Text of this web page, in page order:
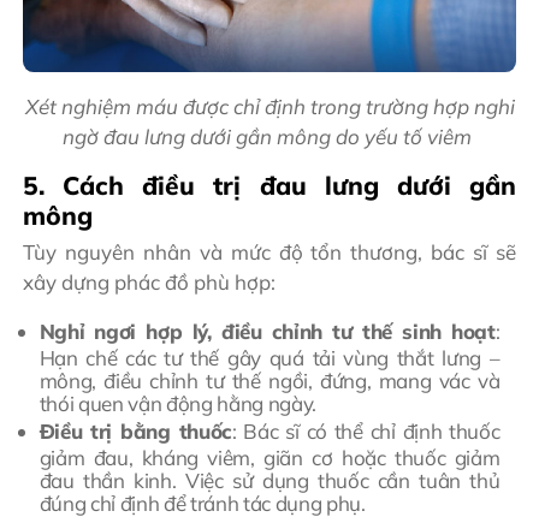
Xét nghiệm máu được chỉ định trong trường hợp nghi
ngờ đau lưng dưới gần mông do yếu tố viêm
5. Cách điều trị đau lưng dưới gần
mông
Tùy nguyên nhân và mức độ tổn thương, bác sĩ sẽ
xây dựng phác đồ phù hợp:
Nghỉ ngơi hợp lý, điều chỉnh tư thế sinh hoạt:
Hạn chế các tư thế gây quá tải vùng thắt lưng –
mông, điều chỉnh tư thế ngồi, đứng, mang vác và
thói quen vận động hằng ngày.
Điều trị bằng thuốc: Bác sĩ có thể chỉ định thuốc
giảm đau, kháng viêm, giãn cơ hoặc thuốc giảm
đau thần kinh. Việc sử dụng thuốc cần tuân thủ
đúng chỉ định để tránh tác dụng phụ.